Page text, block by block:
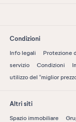
Condizioni
Info legali Protezione
servizio
Condizioni
utilizzo del “miglior
Altri siti
Spazio immobiliare